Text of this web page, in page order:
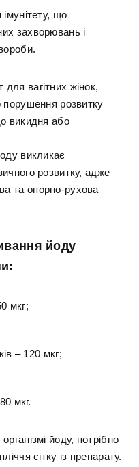
що
захворювань і
вагітних жінок,
порушення розвитку
викидня або
викликає
розвитку, адже
та опорно-рухова
йоду
мкг;
– 120 мкг;
мкг.
йоду, потрібно
сітку із препарату.